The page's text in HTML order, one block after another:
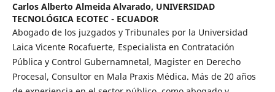
Carlos Alberto Almeida Alvarado, UNIVERSIDAD
TECNOLÓGICA ECOTEC - ECUADOR
Abogado de los juzgados y Tribunales por la Universidad
Laica Vicente Rocafuerte, Especialista en Contratación
Pública y Control Gubernamnetal, Magister en Derecho
Procesal, Consultor en Mala Praxis Médica. Más de 20 años